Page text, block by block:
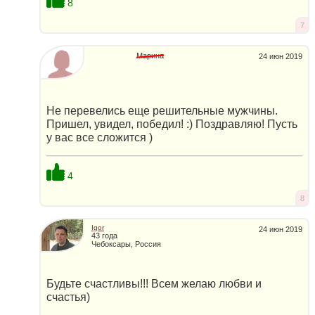
8
7
24 июн 2019
Марина
Не перевелись еще решительные мужчины.
Пришел, увидел, победил! :) Поздравляю! Пусть
у вас все сложится )
4
8
24 июн 2019
Igor
43 года
Чебоксары, Россия
Будьте счастливы!!! Всем желаю любви и
счастья)